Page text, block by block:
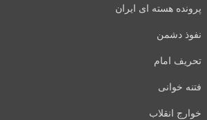
پرونده هسته ای ایران
نفوذ دشمن
تحریف امام
فتنه خوانی
خوارج انقلاب